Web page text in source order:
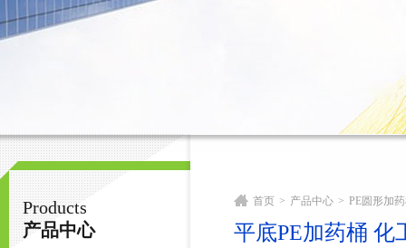
宁波君益塑业有限公司
Products
产品中心
首页 > 产品中心 > PE圆形加
平底PE加药桶 化